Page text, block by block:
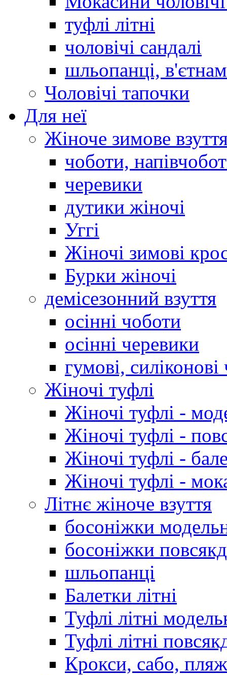
туфлі літні
чоловічі сандалі
шльопанці,
Чоловічі тапочки
Для неї
Жіноче зимове
чоботи,
черевики
дутики жіночі
Уггі
Жіночі зимові
Бурки жіночі
демісезонний взуття
осінні чоботи
осінні черевики
гумові,
Жіночі туфлі
Жіночі туфлі -
Жіночі туфлі -
Жіночі туфлі -
Жіночі туфлі -
Літнє жіноче взуття
босоніжки
босоніжки
шльопанці
Балетки літні
Туфлі літні
Туфлі літні
Крокси, сабо,